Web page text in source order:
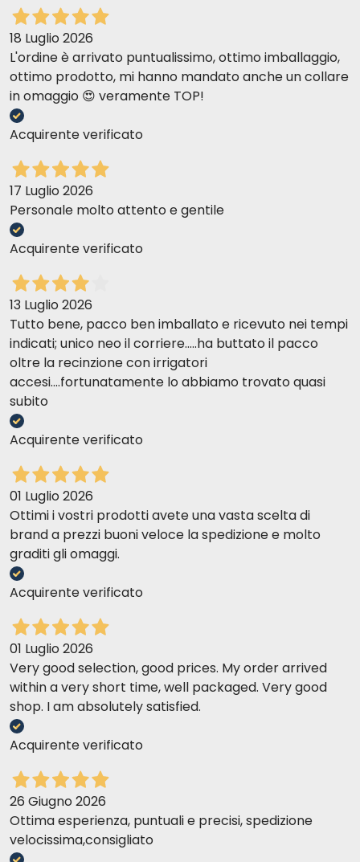
18 Luglio 2026
L'ordine è arrivato puntualissimo, ottimo imballaggio,
ottimo prodotto, mi hanno mandato anche un collare
in omaggio 😍 veramente TOP!
Acquirente verificato
17 Luglio 2026
Personale molto attento e gentile
Acquirente verificato
13 Luglio 2026
Tutto bene, pacco ben imballato e ricevuto nei tempi
indicati; unico neo il corriere.....ha buttato il pacco
oltre la recinzione con irrigatori
accesi....fortunatamente lo abbiamo trovato quasi
subito
Acquirente verificato
01 Luglio 2026
Ottimi i vostri prodotti avete una vasta scelta di
brand a prezzi buoni veloce la spedizione e molto
graditi gli omaggi.
Acquirente verificato
01 Luglio 2026
Very good selection, good prices. My order arrived
within a very short time, well packaged. Very good
shop. I am absolutely satisfied.
Acquirente verificato
26 Giugno 2026
Ottima esperienza, puntuali e precisi, spedizione
velocissima,consigliato